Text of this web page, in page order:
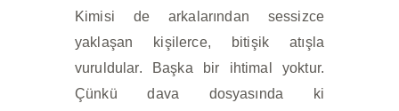
Kimisi de arkalarından sessizce
yaklaşan kişilerce, bitişik atışla
vuruldular. Başka bir ihtimal yoktur.
Çünkü dava dosyasında ki